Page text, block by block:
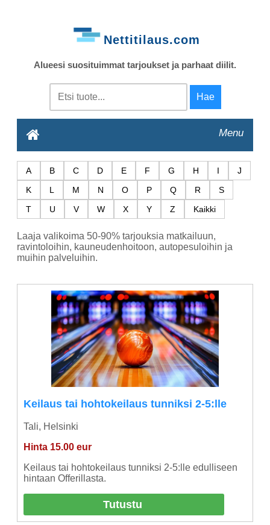
Nettitilaus.com
Alueesi suosituimmat tarjoukset ja parhaat diilit.
Menu
A B C D E F G H I
J
K
L M N O P Q R
S
T
U V W X Y Z Kaikki
Laaja valikoima 50-90% tarjouksia matkailuun,
ravintoloihin, kauneudenhoitoon, autopesuloihin ja
muihin palveluihin.
Keilaus tai hohtokeilaus tunniksi 2-5:lle
Tali, Helsinki
Hinta 15.00 eur
Keilaus tai hohtokeilaus tunniksi 2-5:lle edulliseen
hintaan Offerillasta.
Tutustu